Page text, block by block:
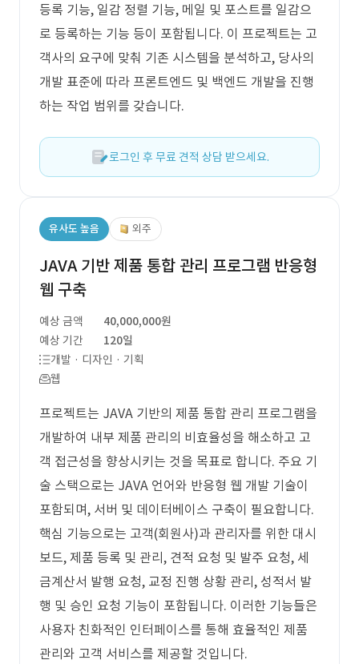
등록 기능, 일감 정렬 기능, 메일 및 포스트를 일감으
로 등록하는 기능 등이 포함됩니다. 이 프로젝트는 고
객사의 요구에 맞춰 기존 시스템을 분석하고, 당사의
개발 표준에 따라 프론트엔드 및 백엔드 개발을 진행
하는 작업 범위를 갖습니다.
로그인 후 무료 견적 상담 받으세요.
유사도 높음 외주
JAVA 기반 제품 통합 관리 프로그램 반응형
웹 구축
예상 금액
40,000,000원
예상 기간
120일
개발 · 디자인 · 기획
웹
프로젝트는 JAVA 기반의 제품 통합 관리 프로그램을
개발하여 내부 제품 관리의 비효율성을 해소하고 고
객 접근성을 향상시키는 것을 목표로 합니다. 주요 기
술 스택으로는 JAVA 언어와 반응형 웹 개발 기술이
포함되며, 서버 및 데이터베이스 구축이 필요합니다.
핵심 기능으로는 고객(회원사)과 관리자를 위한 대시
보드, 제품 등록 및 관리, 견적 요청 및 발주 요청, 세
금계산서 발행 요청, 교정 진행 상황 관리, 성적서 발
행 및 승인 요청 기능이 포함됩니다. 이러한 기능들은
사용자 친화적인 인터페이스를 통해 효율적인 제품
관리와 고객 서비스를 제공할 것입니다.